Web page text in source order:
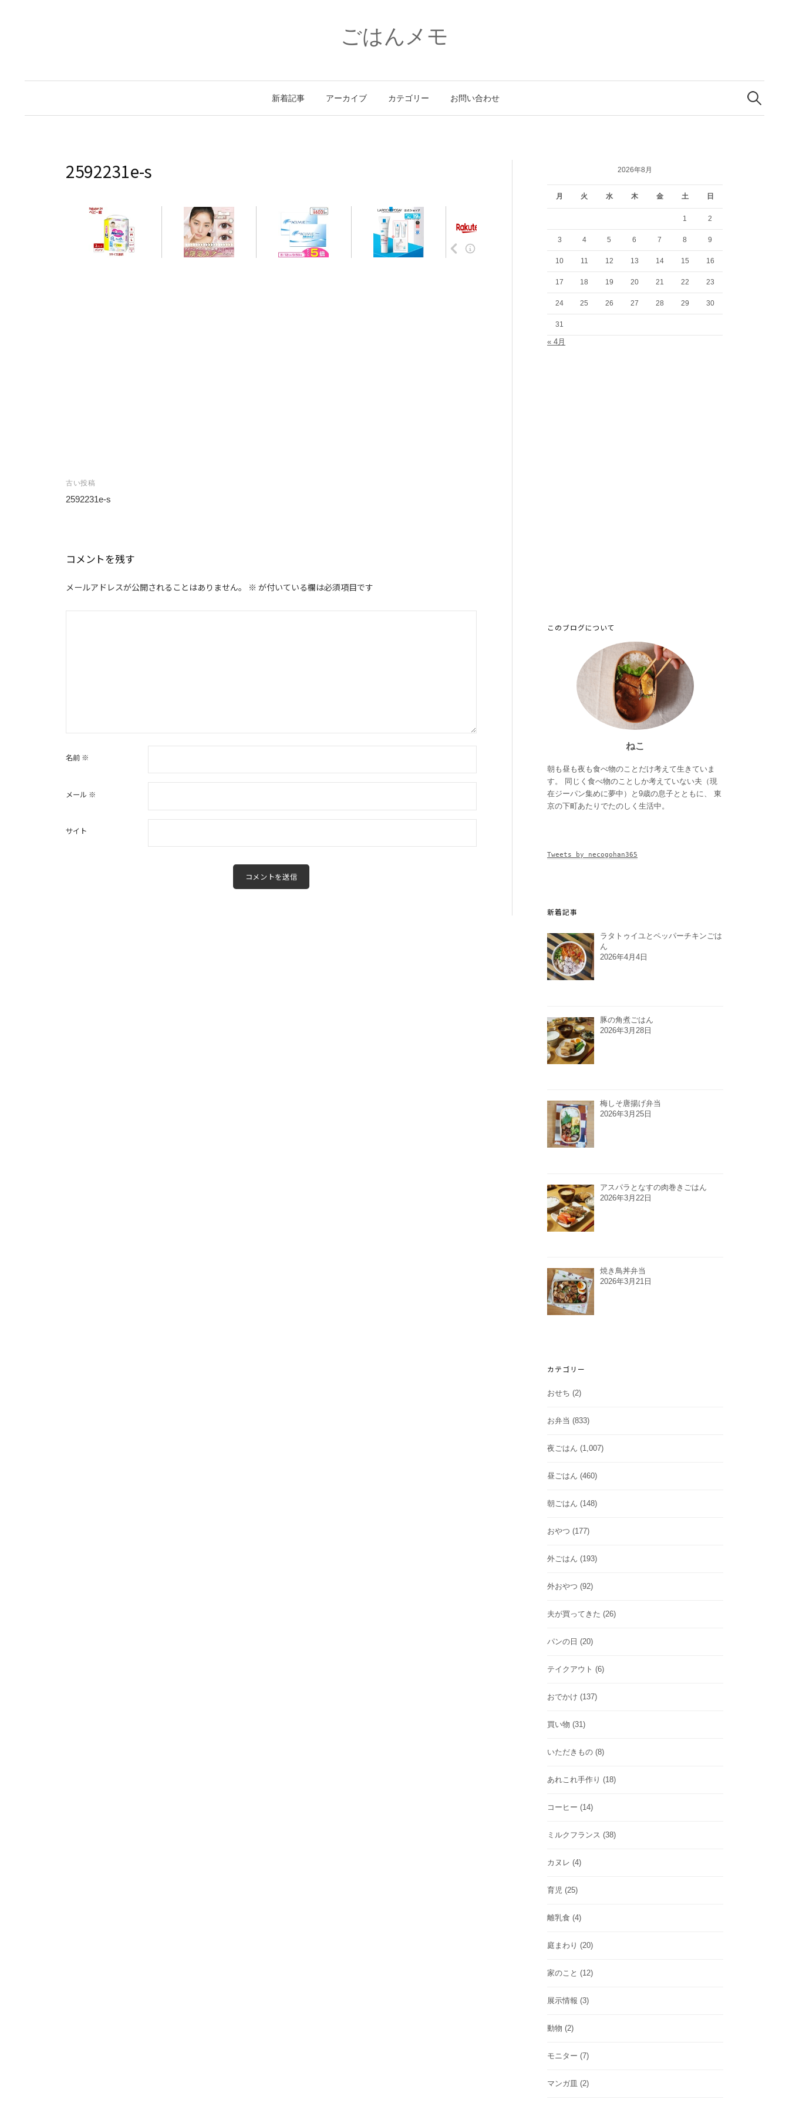
へ
ごはんメモ
新着記事 アーカイブ カテゴリー お問い合わせ
索:
2592231e-s
投
稿
ー
シ
ョ
ン
古い投稿
2592231e-s
コメントを残す
メールアドレスが公開されることはありません。 ※ が付いている欄は必須項目です
名前 ※
メール ※
サイト
2026年8月
月 火 水 木 金 土 日
1 2
3 4 5 6 7 8 9
10 11 12 13 14 15 16
17 18 19 20 21 22 23
24 25 26 27 28 29 30
31
« 4月
このブログについて
ねこ
朝も昼も夜も食べ物のことだけ考えて生きていま
す。 同じく食べ物のことしか考えていない夫（現
在ジーパン集めに夢中）と9歳の息子とともに、 東
京の下町あたりでたのしく生活中。
Tweets by necogohan365
新着記事
ラタトゥイユとペッパーチキンごは
ん
2026年4月4日
豚の角煮ごはん
2026年3月28日
梅しそ唐揚げ弁当
2026年3月25日
アスパラとなすの肉巻きごはん
2026年3月22日
焼き鳥丼弁当
2026年3月21日
カテゴリー
おせち (2)
お弁当 (833)
夜ごはん (1,007)
昼ごはん (460)
朝ごはん (148)
おやつ (177)
外ごはん (193)
外おやつ (92)
夫が買ってきた (26)
パンの日 (20)
テイクアウト (6)
おでかけ (137)
買い物 (31)
いただきもの (8)
あれこれ手作り (18)
コーヒー (14)
ミルクフランス (38)
カヌレ (4)
育児 (25)
離乳食 (4)
庭まわり (20)
家のこと (12)
展示情報 (3)
動物 (2)
モニター (7)
マンガ皿 (2)